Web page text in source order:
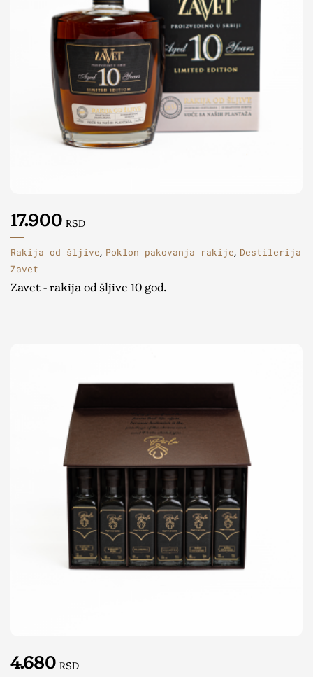
17.900 RSD
Rakija od šljive, Poklon pakovanja rakije, Destilerija
Zavet
Zavet - rakija od šljive 10 god.
4.680 RSD